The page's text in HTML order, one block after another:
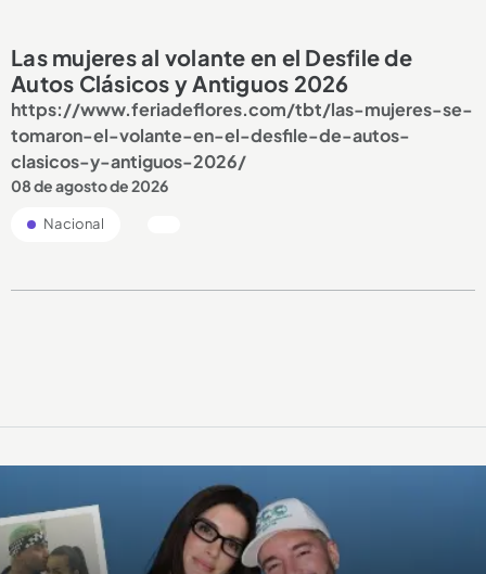
Las mujeres al volante en el Desfile de
Autos Clásicos y Antiguos 2026
https://www.feriadeflores.com/tbt/las-mujeres-se-
tomaron-el-volante-en-el-desfile-de-autos-
clasicos-y-antiguos-2026/
08 de agosto de 2026
Nacional